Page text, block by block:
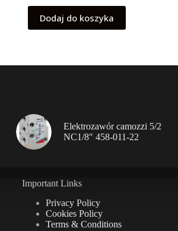
Dodaj do koszyka
Elektrozawór camozzi 5/2
NC1/8″ 458-011-22
Important Links
Privacy Policy
Cookies Policy
Terms & Conditions